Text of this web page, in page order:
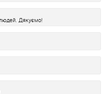
Дякуємо!